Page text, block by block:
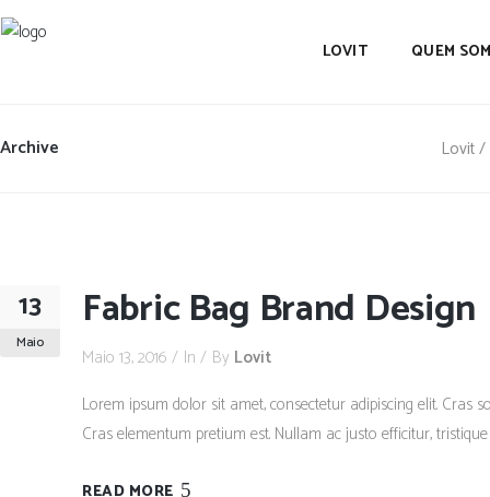
LOVIT QUEM
Archive Lovit/
13
Maio
Fabric Bag Brand Design
Maio 13, 2016 In By Lovit
Lorem ipsum dolor sit amet, consectetur adipiscing elit. Cras
Cras elementum pretium est. Nullam ac justo efficitur,